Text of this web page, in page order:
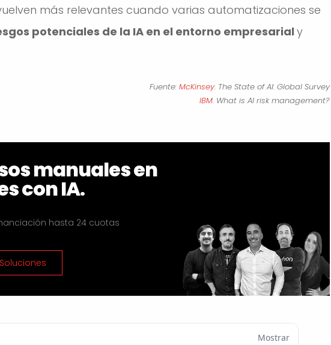
más relevantes cuando varias automatizaciones se
potenciales de la IA en el entorno empresarial y
Fuente:McKinsey. The State of AI: Global Survey
IBM. What is AI risk management?
manuales en
con IA.
hasta 24 cuotas
Mostrar